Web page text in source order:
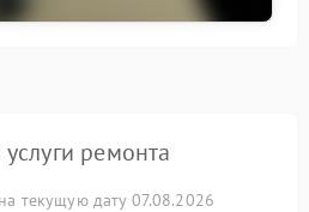
ремонта
текущую дату 07.08.2026